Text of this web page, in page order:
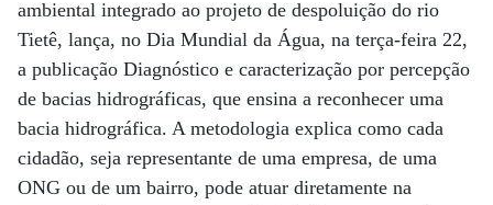
ambiental integrado ao projeto de despoluição do rio
Tietê, lança, no Dia Mundial da Água, na terça-feira 22,
a publicação Diagnóstico e caracterização por percepção
de bacias hidrográficas, que ensina a reconhecer uma
bacia hidrográfica. A metodologia explica como cada
cidadão, seja representante de uma empresa, de uma
ONG ou de um bairro, pode atuar diretamente na